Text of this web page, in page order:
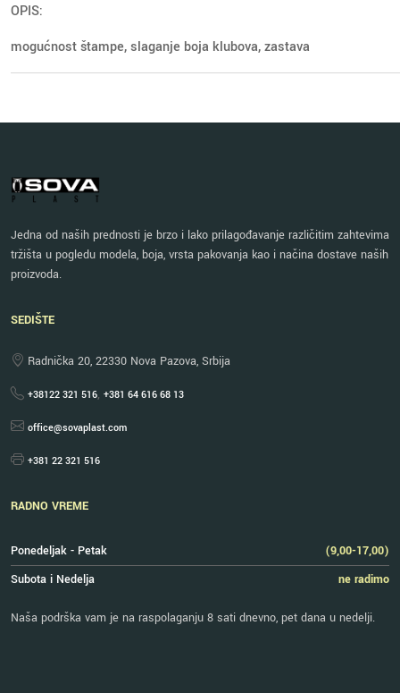
OPIS:
mogućnost štampe, slaganje boja klubova, zastava
Jedna od naših prednosti je brzo i lako prilagođavanje različitim zahtevima
tržišta u pogledu modela, boja, vrsta pakovanja kao i načina dostave naših
proizvoda.
SEDIŠTE
Radnička 20, 22330 Nova Pazova, Srbija
+38122 321 516, +381 64 616 68 13
office@sovaplast.com
+381 22 321 516
RADNO VREME
Ponedeljak - Petak
(9,00-17,00)
Subota i Nedelja
ne radimo
Naša podrška vam je na raspolaganju 8 sati dnevno, pet dana u nedelji.